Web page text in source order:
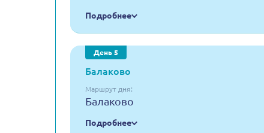
Подробнее
День 5
Балаково
Маршрут дня:
Балаково
Подробнее